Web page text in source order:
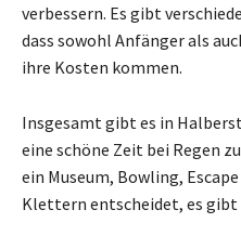
verbessern. Es gibt
dass sowohl Anfänger als
ihre Kosten kommen.
Insgesamt gibt es in
eine schöne Zeit bei Regen
ein Museum, Bowling,
Klettern entscheidet, es gibt